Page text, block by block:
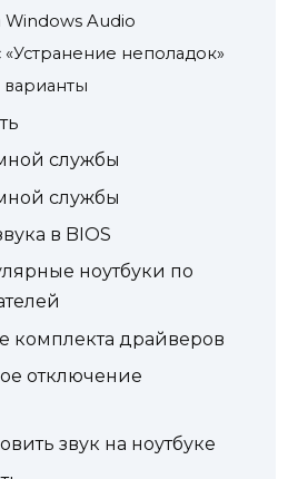
Audio
неполадок»
службы
службы
в BIOS
ноутбуки по
комплекта драйверов
отключение
звук на ноутбуке